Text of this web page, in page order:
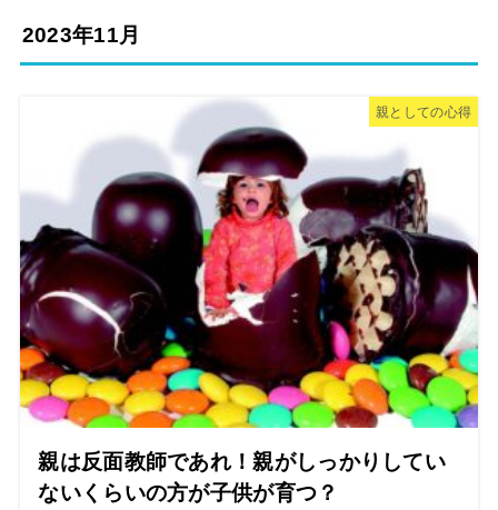
2023年11月
親としての心得
親は反面教師であれ！親がしっかりしてい
ないくらいの方が子供が育つ？